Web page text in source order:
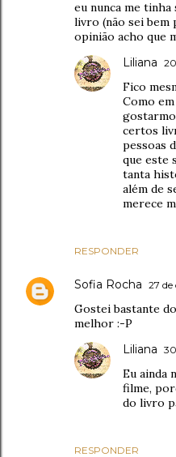
eu nunca me
livro (não sei bem
opinião acho que
RESPONDER
Liliana
Fico
Como
certos
pessoas
que este
tanta
além de
merece
Sofia Rocha 27
Gostei bastante
melhor :-P
RESPONDER
Liliana
Eu ainda
filme,
do livro